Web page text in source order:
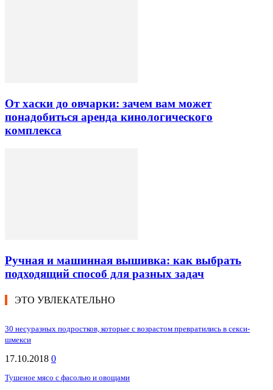
От хаски до овчарки: зачем вам может
понадобиться аренда кинологического
комплекса
Ручная и машинная вышивка: как выбрать
подходящий способ для разных задач
ЭТО УВЛЕКАТЕЛЬНО
30 несуразных подростков, которые с возрастом превратились в секси-
шмекси
17.10.2018 0
Тушеное мясо с фасолью и овощами